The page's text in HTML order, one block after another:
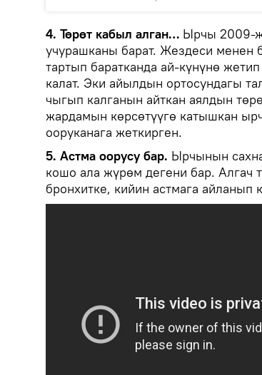
4. Төрөт кабыл алган… Ырчы 2009-
учурашканы барат. Жездеси менен
тартып баратканда ай-күнүнө
калат. Эки айылдын ортосундагы
чыгып калганын айткан аялдын
жардамын көрсөтүүгө катышкан
ооруканага жеткирген.
5. Астма оорусу бар. Ырчынын
кошо ала жүрөм дегени бар. Алгач
бронхитке, кийин астмага айланып